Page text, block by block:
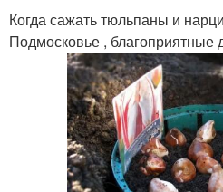
Когда сажать тюльпаны и
Подмосковье , благоприятные